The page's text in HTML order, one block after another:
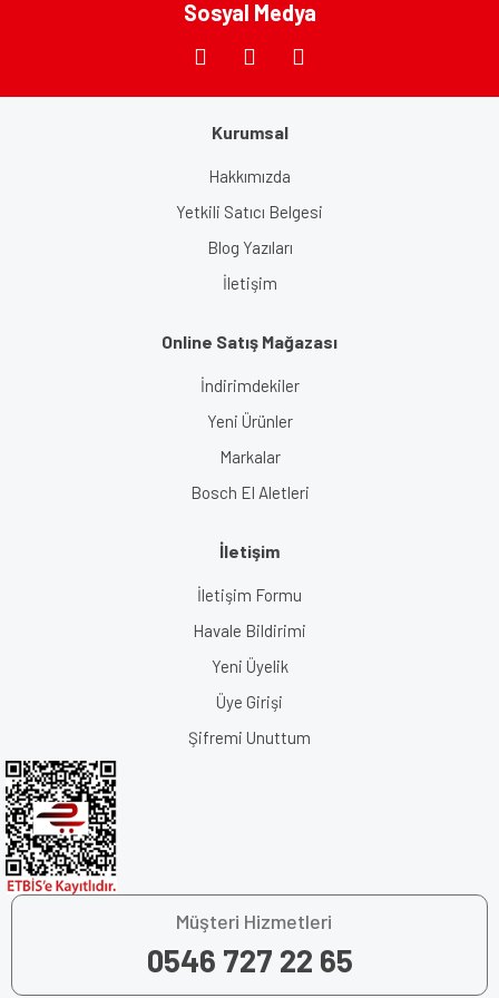
Sosyal Medya
Kurumsal
Hakkımızda
Yetkili Satıcı Belgesi
Blog Yazıları
İletişim
Online Satış Mağazası
İndirimdekiler
Yeni Ürünler
Markalar
Bosch El Aletleri
İletişim
İletişim Formu
Havale Bildirimi
Yeni Üyelik
Üye Girişi
Şifremi Unuttum
Müşteri Hizmetleri
0546 727 22 65